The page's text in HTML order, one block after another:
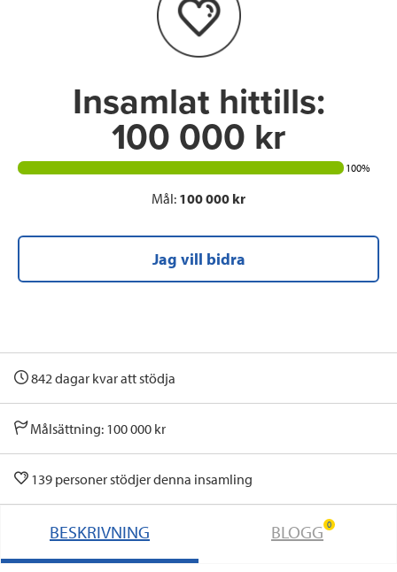
I
n
Insamlat hittills:
100 000 kr
100%
Mål: 100 000 kr
Jag vill bidra
842 dagar kvar att stödja
Målsättning: 100 000 kr
139 personer stödjer denna insamling
BESKRIVNING BLOGG 0